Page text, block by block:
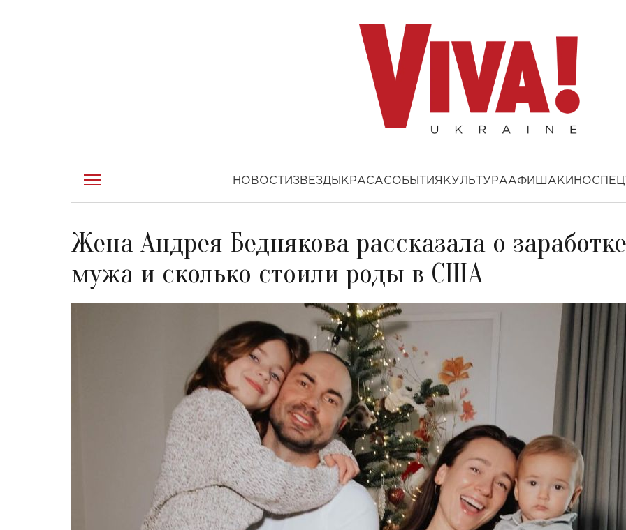
НОВОСТИ ЗВЕЗДЫ КРАСАСОБЫТИЯ КУЛЬТУРААФИША КИНО
Жена Андрея Беднякова рассказала о заработке
мужа и сколько стоили роды в США